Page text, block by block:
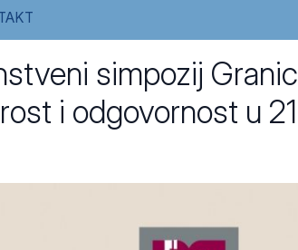
simpozij
i odgovornost u